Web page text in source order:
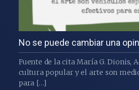
No se puede cambiar una
Fuente de la cita María G. Dionis,
cultura popular y el arte son
para […]